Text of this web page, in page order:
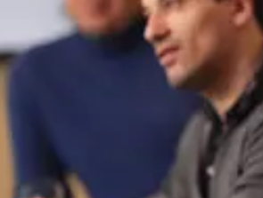
Bestill login
Oversettelse